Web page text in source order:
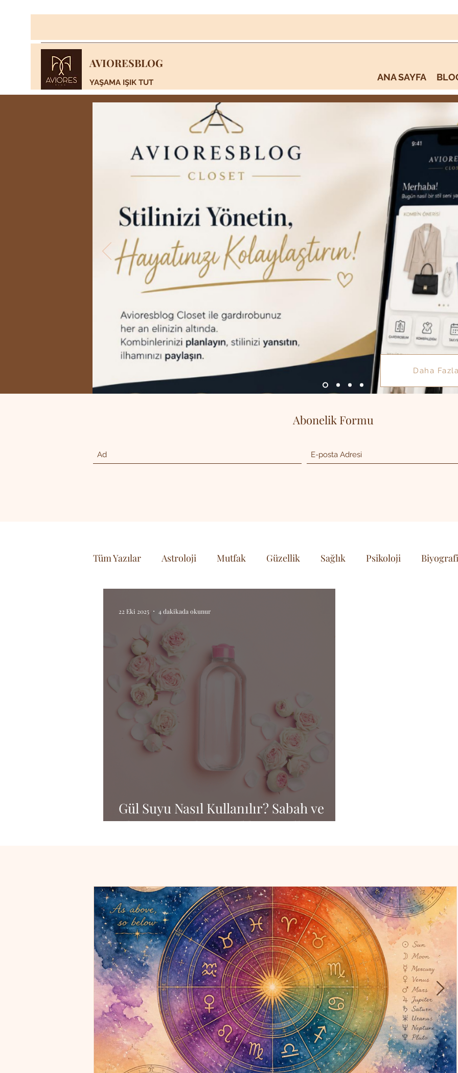
AVIORESBLOG
YAŞAMA IŞIK TUT ANA SAYFA
Daha Fazla
Abonelik Formu
Tüm Yazılar Astroloji Mutfak Güzellik Sağlık Psikoloji Biyografi
Seyehat & Gezi
Gül Suyu Nasıl Kullanılır? Sabah ve
Akşam Rutinlerine Ekleme Yolları
22 Eki 2025 4 dakikada okunur